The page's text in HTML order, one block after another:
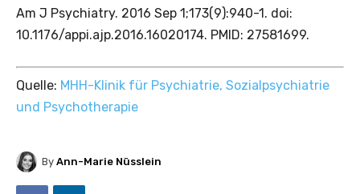
Am J Psychiatry. 2016 Sep 1;173(9):940-1. doi:
10.1176/appi.ajp.2016.16020174. PMID: 27581699.
Quelle: MHH-Klinik für Psychiatrie, Sozialpsychiatrie
und Psychotherapie
By Ann-Marie Nüsslein